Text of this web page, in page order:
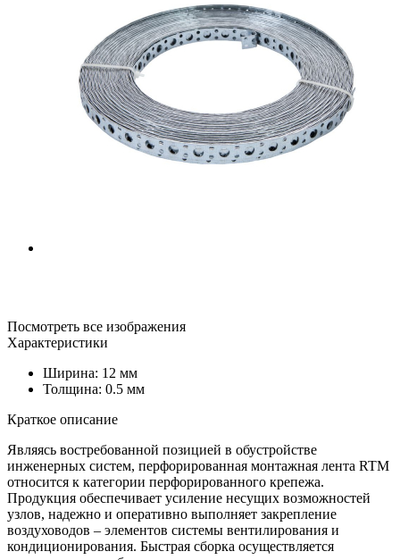
Посмотреть все изображения
Характеристики
Ширина: 12 мм
Толщина: 0.5 мм
Краткое описание
Являясь востребованной позицией в обустройстве
инженерных систем, перфорированная монтажная лента RTM
относится к категории перфорированного крепежа.
Продукция обеспечивает усиление несущих возможностей
узлов, надежно и оперативно выполняет закрепление
воздуховодов – элементов системы вентилирования и
кондиционирования. Быстрая сборка осуществляется